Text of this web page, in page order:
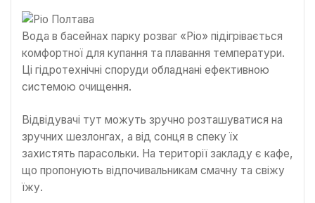
Вода в басейнах парку розваг «Ріо» підігрівається
комфортної для купання та плавання температури.
Ці гідротехнічні споруди обладнані ефективною
системою очищення.
Відвідувачі тут можуть зручно розташуватися на
зручних шезлонгах, а від сонця в спеку їх
захистять парасольки. На території закладу є кафе,
що пропонують відпочивальникам смачну та свіжу
їжу.